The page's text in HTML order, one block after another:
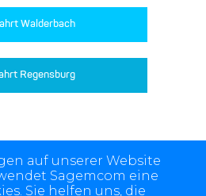
Walderbach
Regensburg
auf unserer Website
Sagemcom eine
Sie helfen uns, die